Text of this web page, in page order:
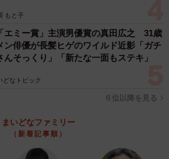
もと子
エミー賞」主演男優賞の真田広之 31歳
ン俳優が長髪ヒゲのワイルド近影「ガチ
んそっくり」「新たな一面もステキ」
どなトピック
６位以降を見る
まいどなファミリー
（新着記事順）